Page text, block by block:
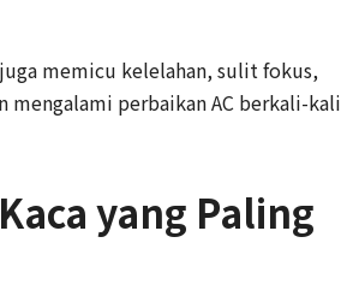
memicu kelelahan, sulit fokus,
mengalami perbaikan AC berkali-kali
yang Paling